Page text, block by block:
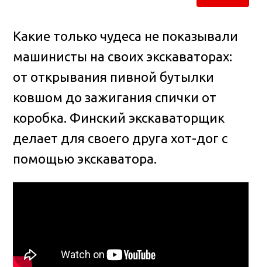
Какие только чудеса не показывали
машинисты на своих экскаваторах:
от открывания пивной бутылки
ковшом до зажигания спички от
коробка. Финский экскаваторщик
делает для своего друга хот-дог с
помощью экскаватора.